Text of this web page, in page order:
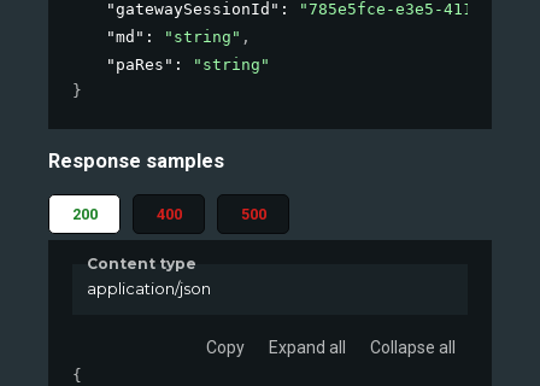
"gatewaySessionId" :
"785e5fce-e3e5-411a-
"md" : "string" ,
"paRes" :
"string"
}
Response samples
200 400 500
Content type
application/json
Copy Expand all Collapse all
{